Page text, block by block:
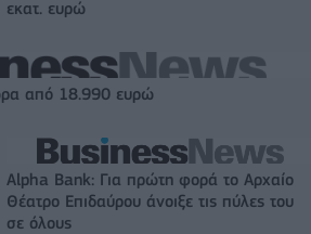
εκατ. ευρώ
από 18.990 ευρώ
Alpha Bank: Για πρώτη φορά το Αρχαίο
Θέατρο Επιδαύρου άνοιξε τις πύλες του
σε όλους